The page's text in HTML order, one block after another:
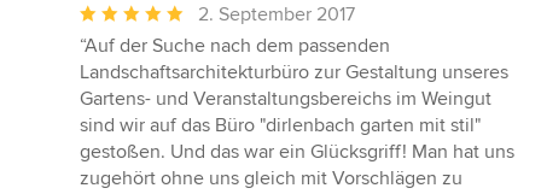
Durchschnittliche
Bewertung:
5
von
5
Sternen
2. September 2017
“Auf der Suche nach dem passenden
Landschaftsarchitekturbüro zur Gestaltung unseres
Gartens- und Veranstaltungsbereichs im Weingut
sind wir auf das Büro "dirlenbach garten mit stil"
gestoßen. Und das war ein Glücksgriff! Man hat uns
zugehört ohne uns gleich mit Vorschlägen zu